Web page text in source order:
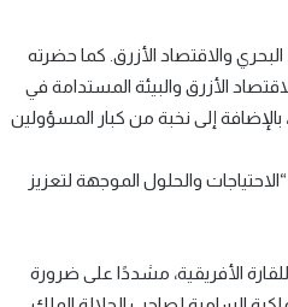
وزراءٌ معنيون بالصيد البحري والاقتصاد الأزرق. كما حضرته
الأزرق والبيئة المستدامة في
إلى نخبة من كبار المسؤولين
والحلول الموجهة لتعزيز
للقارة الأفريقية، مشددًا على ضرورة